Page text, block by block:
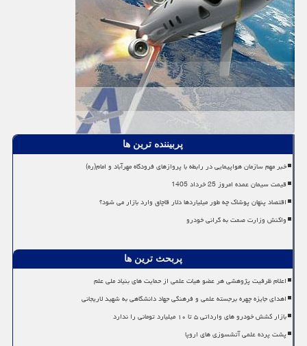
پربیننده ترین ها
خبر مهم سازمان هواپیمایی در رابطه با پروازهای فرودگاه مهرآباد و امام(ره)
قیمت سیمان عمده امروز 25 خرداد 1405
اقتصاد پنهان پوشاک چه طور میلیاردها دلار قاچاق وارد بازار می شود؟
واکنش وزارت صمت به گرانی خودرو
پربحث ترین ها
اعلام ظرفیت پژوهشی هر عضو هیات علمی از حمایت های بنیاد ملی علم
اهدای جایزه چهره برجسته علمی و فرهنگی جهاد دانشگاهی به شهید لاریجانی
بازار کشش خودرو های وارداتی ۵ تا ۱۰ میلیارد تومانی را ندارد
پشت پرده علمی آتشسوزی های اروپا